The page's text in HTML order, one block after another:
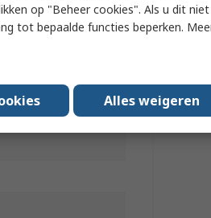
op "Beheer cookies". Als u dit niet
tot bepaalde functies beperken.
Alles weigeren